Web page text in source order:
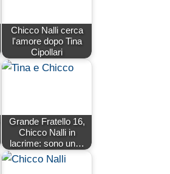
Chicco Nalli cerca
l'amore dopo Tina
Cipollari
Grande Fratello 16,
Chicco Nalli in
lacrime: sono un…